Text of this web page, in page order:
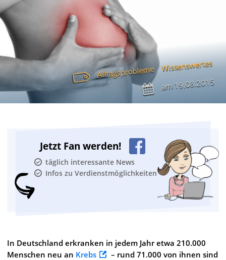
Alltagsprobleme Wissenswertes
am19.08.2015
Jetzt Fan werden!
täglich interessante News
Infos zu Verdienstmöglichkeiten
In Deutschland erkranken in jedem Jahr etwa 210.000
Menschen neu an Krebs
– rund 71.000 von ihnen sind